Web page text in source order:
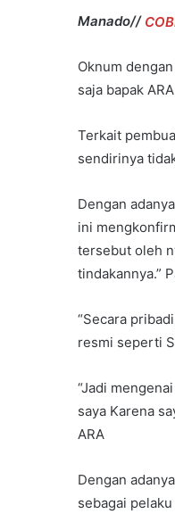
Manado//
Oknum
saja bapak ARA
Terkait
sendirinya
Dengan
ini
tersebut oleh
tindakannya.”
“Secara
resmi seperti
“Jadi
saya Karena
ARA
Dengan
sebagai